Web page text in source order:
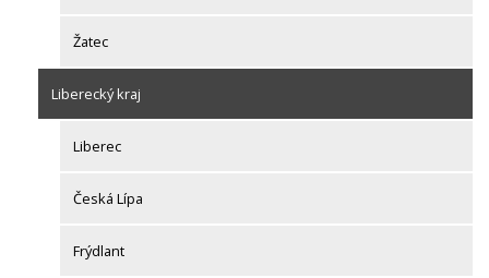
Žatec
Liberecký kraj
Liberec
Česká Lípa
Frýdlant